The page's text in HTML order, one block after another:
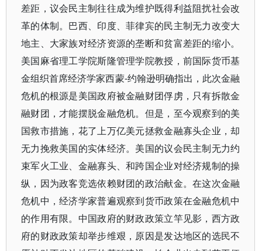
差距，议会民主制往往成为维护既得利益阻扰社会改
革的体制。巴西、印度、菲律宾的民主制无力改变大
地主、大家族对经济资源的垄断和贫富差距的缩小。
美国麻省理工学院斯隆管理学院教授，前国际货币基
金组织首席经济学家西蒙-约翰逊明确指出，此次金融
危机的根源是美国政府被金融财团俘虏，只有拆散金
融财团，才能摆脱金融危机。但是，至今观察到的美
国救市措施，花了上万亿美元拯救金融寡头企业，却
无力挽救美国的实体经济。美国的议会民主制无力约
束军火工业、金融寡头、和跨国企业对经济规制的操
纵，因为政客竞选依赖财团的政治献金。在这次金融
危机中，经济学家普遍观察到货币政策在金融危机中
的作用有限。中国政府的财政政策立竿见影，西方政
府的财政政策却举步维艰，原因是发达地区的选民不